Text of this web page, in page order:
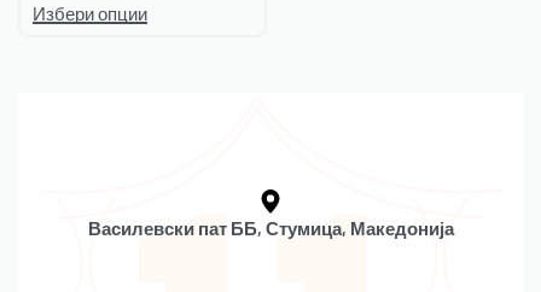
Избери опции
Василевски пат ББ, Стумица, Македонија